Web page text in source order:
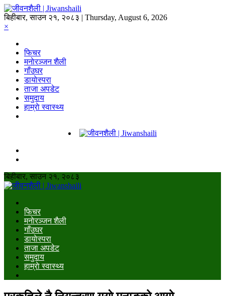
बिहीबार, साउन २१, २०८३ | Thursday, August 6, 2026
×
फिचर
मनाेरञ्जन शैली
गाँउघर
डायाेस्परा
ताजा अपडेट
समुदाय
हाम्राे स्वास्थ्य
बिहीबार, साउन २१, २०८३
फिचर
मनाेरञ्जन शैली
गाँउघर
डायाेस्परा
ताजा अपडेट
समुदाय
हाम्राे स्वास्थ्य